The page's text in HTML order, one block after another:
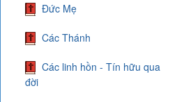
Đức Mẹ
Các Thánh
Các linh hồn - Tín hữu qua
đời